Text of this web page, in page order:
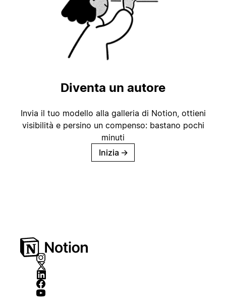
Diventa un autore
Invia il tuo modello alla galleria di Notion, ottieni
visibilità e persino un compenso: bastano pochi
minuti
Inizia →